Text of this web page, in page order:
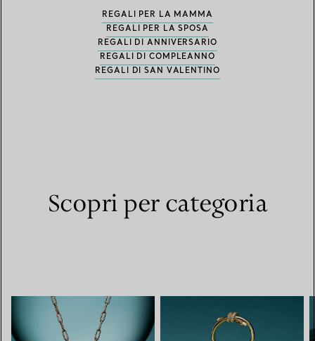
REGALI PER LA MAMMA
REGALI PER LA SPOSA
REGALI DI ANNIVERSARIO
REGALI DI COMPLEANNO
REGALI DI SAN VALENTINO
Scopri per categoria